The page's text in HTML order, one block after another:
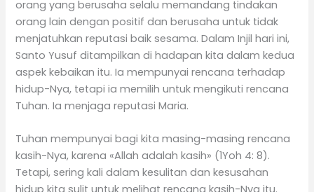
orang yang berusaha selalu memandang tindakan
orang lain dengan positif dan berusaha untuk tidak
menjatuhkan reputasi baik sesama. Dalam Injil hari ini,
Santo Yusuf ditampilkan di hadapan kita dalam kedua
aspek kebaikan itu. Ia mempunyai rencana terhadap
hidup-Nya, tetapi ia memilih untuk mengikuti rencana
Tuhan. Ia menjaga reputasi Maria.
Tuhan mempunyai bagi kita masing-masing rencana
kasih-Nya, karena «Allah adalah kasih» (1Yoh 4: 8).
Tetapi, sering kali dalam kesulitan dan kesusahan